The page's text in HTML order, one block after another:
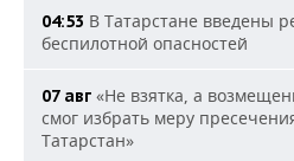
04:53 В Татарстане введены
беспилотной опасностей
07 авг «Не взятка, а
смог избрать меру
Татарстан»